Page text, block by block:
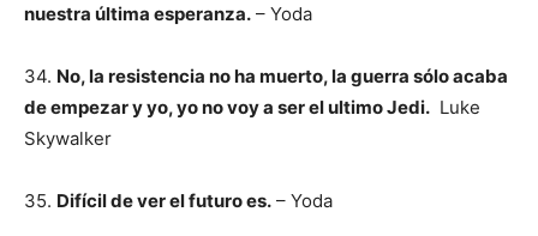
nuestra última esperanza. – Yoda
34. No, la resistencia no ha muerto, la guerra sólo acaba
de empezar y yo, yo no voy a ser el ultimo Jedi. Luke
Skywalker
35. Difícil de ver el futuro es. – Yoda